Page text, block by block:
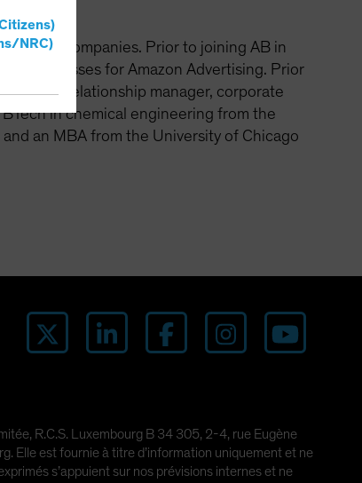
NRC)
companies. Prior to joining AB in
processes for Amazon Advertising. Prior
relationship manager, corporate
in chemical engineering from the
an MBA from the University of Chicago
R.C.S. Luxembourg B 34 305, 2-4, rue Eugène
Elle est fournie à titre d’information uniquement et ne
s’appuient sur nos prévisions internes et ne